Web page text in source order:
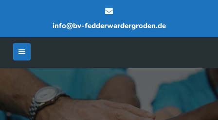
info@bv-fedderwardergroden.de